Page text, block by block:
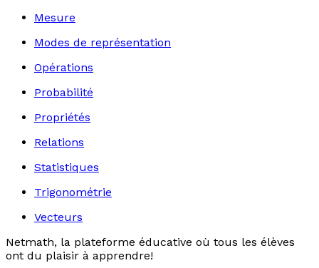
Mesure
Modes de représentation
Opérations
Probabilité
Propriétés
Relations
Statistiques
Trigonométrie
Vecteurs
Netmath, la plateforme éducative où tous les élèves
ont du plaisir à apprendre!